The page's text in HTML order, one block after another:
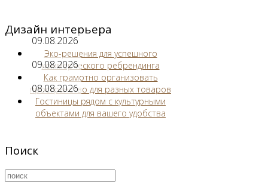
Дизайн интерьера
09.08.2026
Эко-решения для успешного
коммерческого ребрендинга
09.08.2026
Как грамотно организовать
пространство для разных товаров
08.08.2026
Гостиницы рядом с культурными
объектами для вашего удобства
Поиск